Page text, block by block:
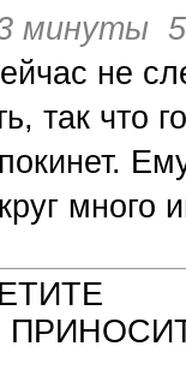
минуты
не
так что
много